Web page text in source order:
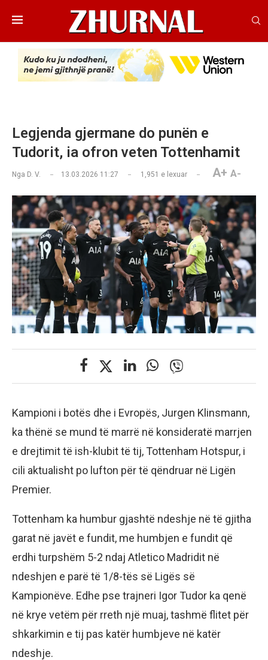
Legjenda gjermane do punën e
Tudorit, ia ofron veten Tottenhamit
Nga D. V. 13.03.2026 11:27 1,951 e lexuar A+ A-
Kampioni i botës dhe i Evropës, Jurgen Klinsmann,
ka thënë se mund të marrë në konsideratë marrjen
e drejtimit të ish-klubit të tij, Tottenham Hotspur, i
cili aktualisht po lufton për të qëndruar në Ligën
Premier.
Tottenham ka humbur gjashtë ndeshje në të gjitha
garat në javët e fundit, me humbjen e fundit që
erdhi turpshëm 5-2 ndaj Atletico Madridit në
ndeshjen e parë të 1/8-tës së Ligës së
Kampionëve. Edhe pse trajneri Igor Tudor ka qenë
në krye vetëm për rreth një muaj, tashmë flitet për
shkarkimin e tij pas katër humbjeve në katër
ndeshje.